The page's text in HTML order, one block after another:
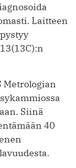
Laitteen
Metrologian
Siinä
40